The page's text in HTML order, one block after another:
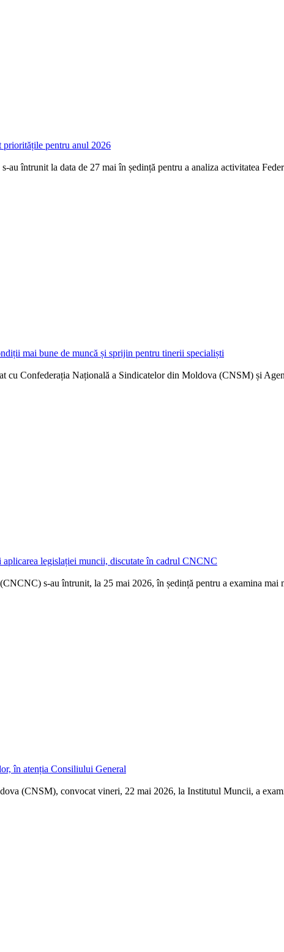
prioritățile pentru anul 2026
întrunit la data de 27 mai în ședință pentru a analiza activitatea
mai bune de muncă și sprijin pentru tinerii specialiști
cu Confederația Națională a Sindicatelor din Moldova (CNSM) și
legislației muncii, discutate în cadrul CNCNC
s-au întrunit, la 25 mai 2026, în ședință pentru a examina mai
în atenția Consiliului General
(CNSM), convocat vineri, 22 mai 2026, la Institutul Muncii, a